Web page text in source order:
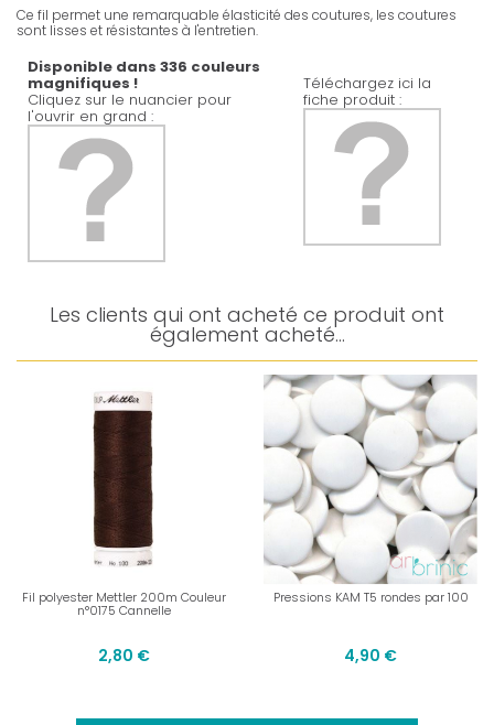
Ce fil permet une remarquable élasticité des coutures, les coutures
sont lisses et résistantes à l'entretien.
Disponible dans 336 couleurs
magnifiques !
Cliquez sur le nuancier pour
l'ouvrir en grand :
Téléchargez ici la
fiche produit :
Les clients qui ont acheté ce produit ont
également acheté...
Fil polyester Mettler 200m Couleur
n°0175 Cannelle
2,80 €
Pressions KAM T5 rondes par 100
4,90 €